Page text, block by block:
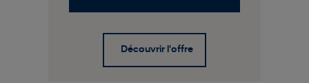
Découvrir l'offre